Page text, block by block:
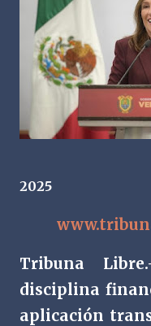
2025
Tribuna
disciplina
aplicación